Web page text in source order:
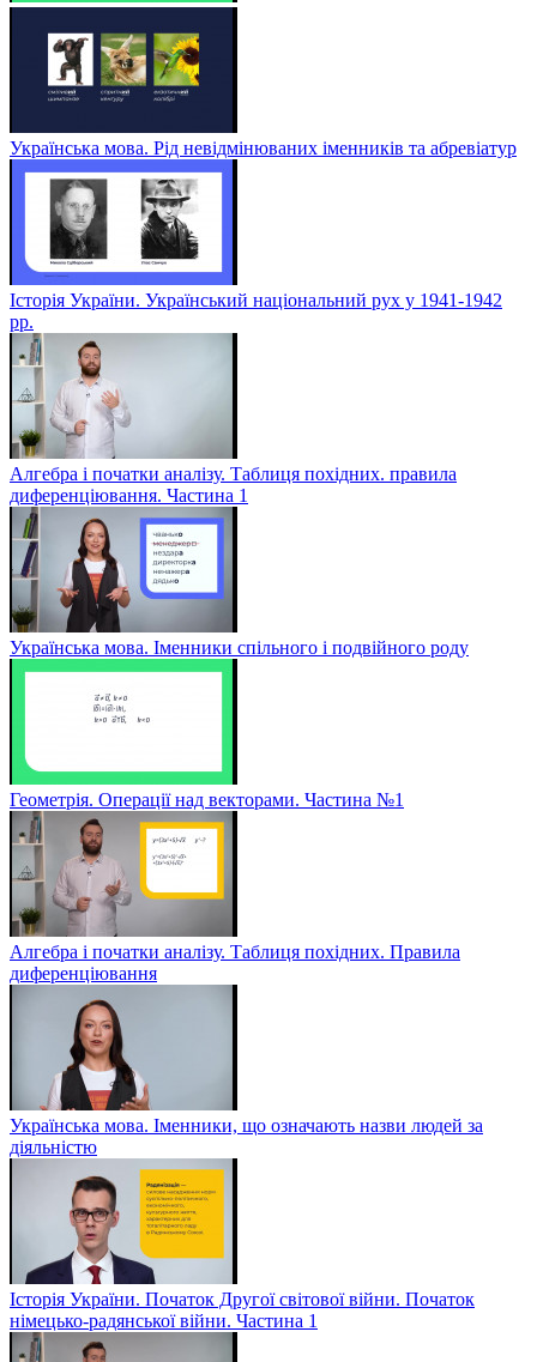
Українська мова. Рід невідмінюваних іменників та абревіатур
Історія України. Український національний рух у 1941-1942
рр.
Алгебра і початки аналізу. Таблиця похідних. правила
диференціювання. Частина 1
Українська мова. Іменники спільного і подвійного роду
Геометрія. Операції над векторами. Частина №1
Алгебра і початки аналізу. Таблиця похідних. Правила
диференціювання
Українська мова. Іменники, що означають назви людей за
діяльністю
Історія України. Початок Другої світової війни. Початок
німецько-радянської війни. Частина 1